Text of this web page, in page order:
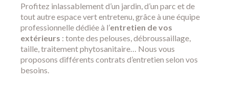
Profitez inlassablement d’un jardin, d’un parc et de
tout autre espace vert entretenu, grâce à une équipe
professionnelle dédiée à l’entretien de vos
extérieurs : tonte des pelouses, débroussaillage,
taille, traitement phytosanitaire… Nous vous
proposons différents contrats d’entretien selon vos
besoins.